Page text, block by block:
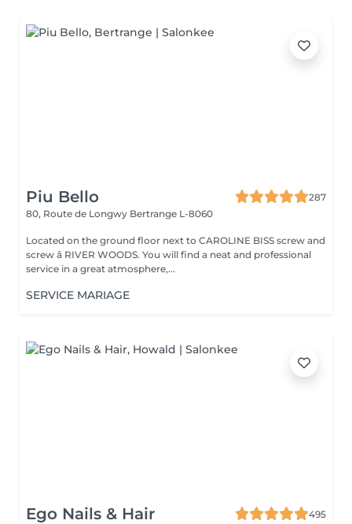
Piu Bello
287
80, Route de Longwy Bertrange L-8060
Located on the ground floor next to CAROLINE BISS screw and
screw â RIVER WOODS. You will find a neat and professional
service in a great atmosphere,...
SERVICE MARIAGE
Ego Nails & Hair
495